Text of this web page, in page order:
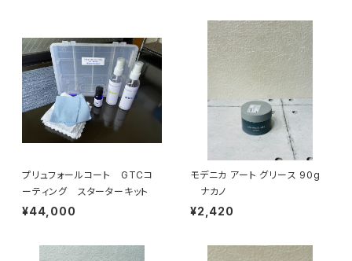
プリュフォールコート GTCコ
ーティング スターターキット
¥44,000
モデニカ アート グリース 90g
ナカノ
¥2,420